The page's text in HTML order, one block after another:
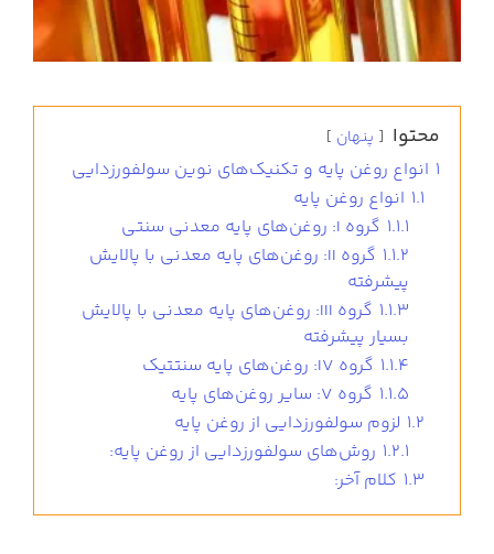
محتوا پنهان
1 انواع روغن‌ پایه و تکنیک‌های نوین سولفورزدایی
1.1 انواع روغن‌ پایه
1.1.1 گروه I: روغن‌های پایه معدنی سنتی
1.1.2
گروه II: روغن‌های پایه معدنی با پالایش
پیشرفته
1.1.3
گروه III: روغن‌های پایه معدنی با پالایش
بسیار پیشرفته
1.1.4 گروه IV: روغن‌های پایه سنتتیک
1.1.5 گروه V: سایر روغن‌های پایه
1.2 لزوم سولفورزدایی از روغن‌ پایه
1.2.1 روش‌های سولفورزدایی از روغن پایه:
1.3 کلام آخر: